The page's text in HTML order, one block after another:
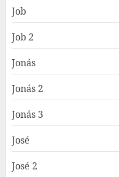
Job
Job 2
Jonás
Jonás 2
Jonás 3
José
José 2